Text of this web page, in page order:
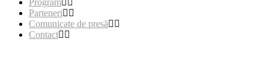
Program
Parteneri
Comunicate de presă
Contact